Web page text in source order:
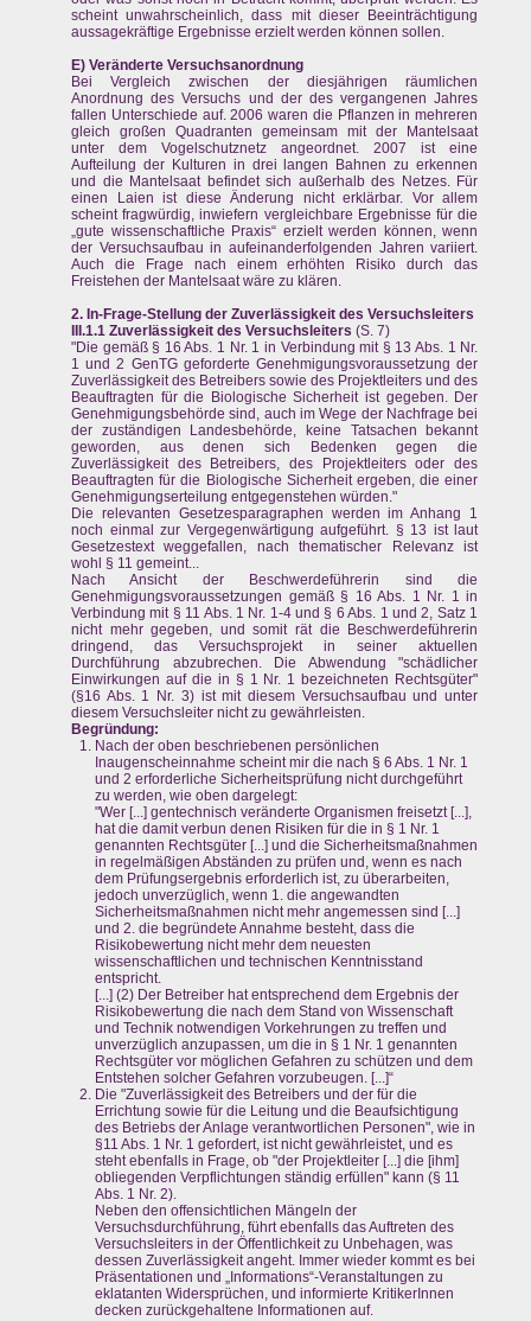
scheint unwahrscheinlich, dass mit dieser Beeinträchtigung
aussagekräftige Ergebnisse erzielt werden können sollen.
E) Veränderte Versuchsanordnung
Bei Vergleich zwischen der diesjährigen räumlichen
Anordnung des Versuchs und der des vergangenen Jahres
fallen Unterschiede auf. 2006 waren die Pflanzen in mehreren
gleich großen Quadranten gemeinsam mit der Mantelsaat
unter dem Vogelschutznetz angeordnet. 2007 ist eine
Aufteilung der Kulturen in drei langen Bahnen zu erkennen
und die Mantelsaat befindet sich außerhalb des Netzes. Für
einen Laien ist diese Änderung nicht erklärbar. Vor allem
scheint fragwürdig, inwiefern vergleichbare Ergebnisse für die
„gute wissenschaftliche Praxis“ erzielt werden können, wenn
der Versuchsaufbau in aufeinanderfolgenden Jahren variiert.
Auch die Frage nach einem erhöhten Risiko durch das
Freistehen der Mantelsaat wäre zu klären.
2. In-Frage-Stellung der Zuverlässigkeit des Versuchsleiters
III.1.1 Zuverlässigkeit des Versuchsleiters (S. 7)
"Die gemäß § 16 Abs. 1 Nr. 1 in Verbindung mit § 13 Abs. 1 Nr.
1 und 2 GenTG geforderte Genehmigungsvoraussetzung der
Zuverlässigkeit des Betreibers sowie des Projektleiters und des
Beauftragten für die Biologische Sicherheit ist gegeben. Der
Genehmigungsbehörde sind, auch im Wege der Nachfrage bei
der zuständigen Landesbehörde, keine Tatsachen bekannt
geworden, aus denen sich Bedenken gegen die
Zuverlässigkeit des Betreibers, des Projektleiters oder des
Beauftragten für die Biologische Sicherheit ergeben, die einer
Genehmigungserteilung entgegenstehen würden."
Die relevanten Gesetzesparagraphen werden im Anhang 1
noch einmal zur Vergegenwärtigung aufgeführt. § 13 ist laut
Gesetzestext weggefallen, nach thematischer Relevanz ist
wohl § 11 gemeint...
Nach Ansicht der Beschwerdeführerin sind die
Genehmigungsvoraussetzungen gemäß § 16 Abs. 1 Nr. 1 in
Verbindung mit § 11 Abs. 1 Nr. 1-4 und § 6 Abs. 1 und 2, Satz 1
nicht mehr gegeben, und somit rät die Beschwerdeführerin
dringend, das Versuchsprojekt in seiner aktuellen
Durchführung abzubrechen. Die Abwendung "schädlicher
Einwirkungen auf die in § 1 Nr. 1 bezeichneten Rechtsgüter"
(§16 Abs. 1 Nr. 3) ist mit diesem Versuchsaufbau und unter
diesem Versuchsleiter nicht zu gewährleisten.
Begründung:
Nach der oben beschriebenen persönlichen
Inaugenscheinnahme scheint mir die nach § 6 Abs. 1 Nr. 1
und 2 erforderliche Sicherheitsprüfung nicht durchgeführt
zu werden, wie oben dargelegt:
"Wer [...] gentechnisch veränderte Organismen freisetzt [...],
hat die damit verbun denen Risiken für die in § 1 Nr. 1
genannten Rechtsgüter [...] und die Sicherheitsmaßnahmen
in regelmäßigen Abständen zu prüfen und, wenn es nach
dem Prüfungsergebnis erforderlich ist, zu überarbeiten,
jedoch unverzüglich, wenn 1. die angewandten
Sicherheitsmaßnahmen nicht mehr angemessen sind [...]
und 2. die begründete Annahme besteht, dass die
Risikobewertung nicht mehr dem neuesten
wissenschaftlichen und technischen Kenntnisstand
entspricht.
[...] (2) Der Betreiber hat entsprechend dem Ergebnis der
Risikobewertung die nach dem Stand von Wissenschaft
und Technik notwendigen Vorkehrungen zu treffen und
unverzüglich anzupassen, um die in § 1 Nr. 1 genannten
Rechtsgüter vor möglichen Gefahren zu schützen und dem
Entstehen solcher Gefahren vorzubeugen. [...]“
Die "Zuverlässigkeit des Betreibers und der für die
Errichtung sowie für die Leitung und die Beaufsichtigung
des Betriebs der Anlage verantwortlichen Personen", wie in
§11 Abs. 1 Nr. 1 gefordert, ist nicht gewährleistet, und es
steht ebenfalls in Frage, ob "der Projektleiter [...] die [ihm]
obliegenden Verpflichtungen ständig erfüllen" kann (§ 11
Abs. 1 Nr. 2).
Neben den offensichtlichen Mängeln der
Versuchsdurchführung, führt ebenfalls das Auftreten des
Versuchsleiters in der Öffentlichkeit zu Unbehagen, was
dessen Zuverlässigkeit angeht. Immer wieder kommt es bei
Präsentationen und „Informations“-Veranstaltungen zu
eklatanten Widersprüchen, und informierte KritikerInnen
decken zurückgehaltene Informationen auf.